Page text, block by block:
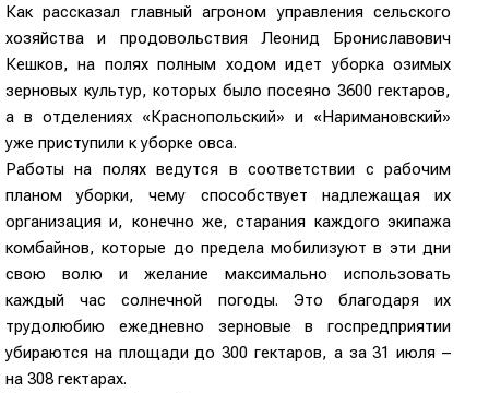
Как рассказал главный агроном управления сельского
хозяйства и продовольствия Леонид Брониславович
Кешков, на полях полным ходом идет уборка озимых
зерновых культур, которых было посеяно 3600 гектаров,
а в отделениях «Краснопольский» и «Наримановский»
уже приступили к уборке овса.
Работы на полях ведутся в соответствии с рабочим
планом уборки, чему способствует надлежащая их
организация и, конечно же, старания каждого экипажа
комбайнов, которые до предела мобилизуют в эти дни
свою волю и желание максимально использовать
каждый час солнечной погоды. Это благодаря их
трудолюбию ежедневно зерновые в госпредприятии
убираются на площади до 300 гектаров, а за 31 июля –
на 308 гектарах.